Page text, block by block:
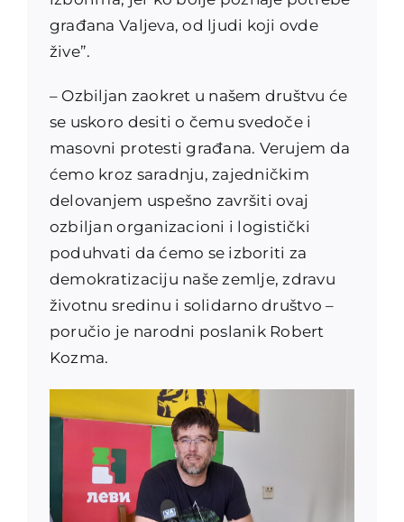
građana Valjeva, od ljudi koji ovde
žive”.
– Ozbiljan zaokret u našem društvu će
se uskoro desiti o čemu svedoče i
masovni protesti građana. Verujem da
ćemo kroz saradnju, zajedničkim
delovanjem uspešno završiti ovaj
ozbiljan organizacioni i logistički
poduhvati da ćemo se izboriti za
demokratizaciju naše zemlje, zdravu
životnu sredinu i solidarno društvo –
poručio je narodni poslanik Robert
Kozma.